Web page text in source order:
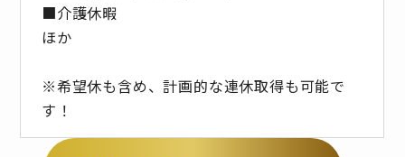
■介護休暇
ほか
※希望休も含め、計画的な連休取得も可能で
す！